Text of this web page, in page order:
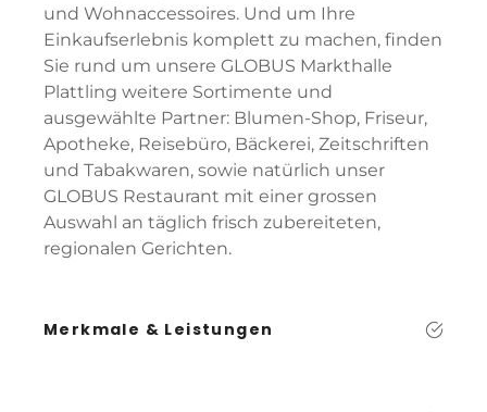
und Wohnaccessoires. Und um Ihre
Einkaufserlebnis komplett zu machen, finden
Sie rund um unsere GLOBUS Markthalle
Plattling weitere Sortimente und
ausgewählte Partner: Blumen-Shop, Friseur,
Apotheke, Reisebüro, Bäckerei, Zeitschriften
und Tabakwaren, sowie natürlich unser
GLOBUS Restaurant mit einer grossen
Auswahl an täglich frisch zubereiteten,
regionalen Gerichten.
Merkmale & Leistungen